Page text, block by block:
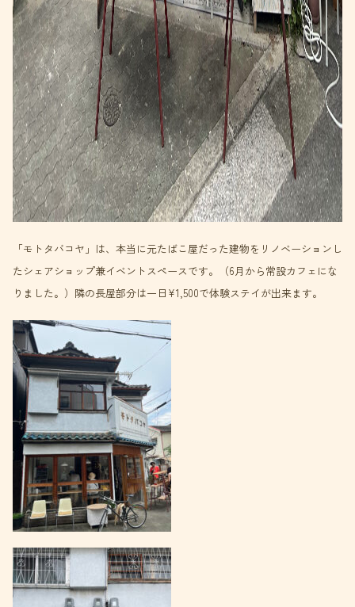
「モトタバコヤ」は、本当に元たばこ屋だった建物をリノベーションし
たシェアショップ兼イベントスペースです。（6月から常設カフェにな
りました。）隣の長屋部分は一日¥1,500で体験ステイが出来ます。